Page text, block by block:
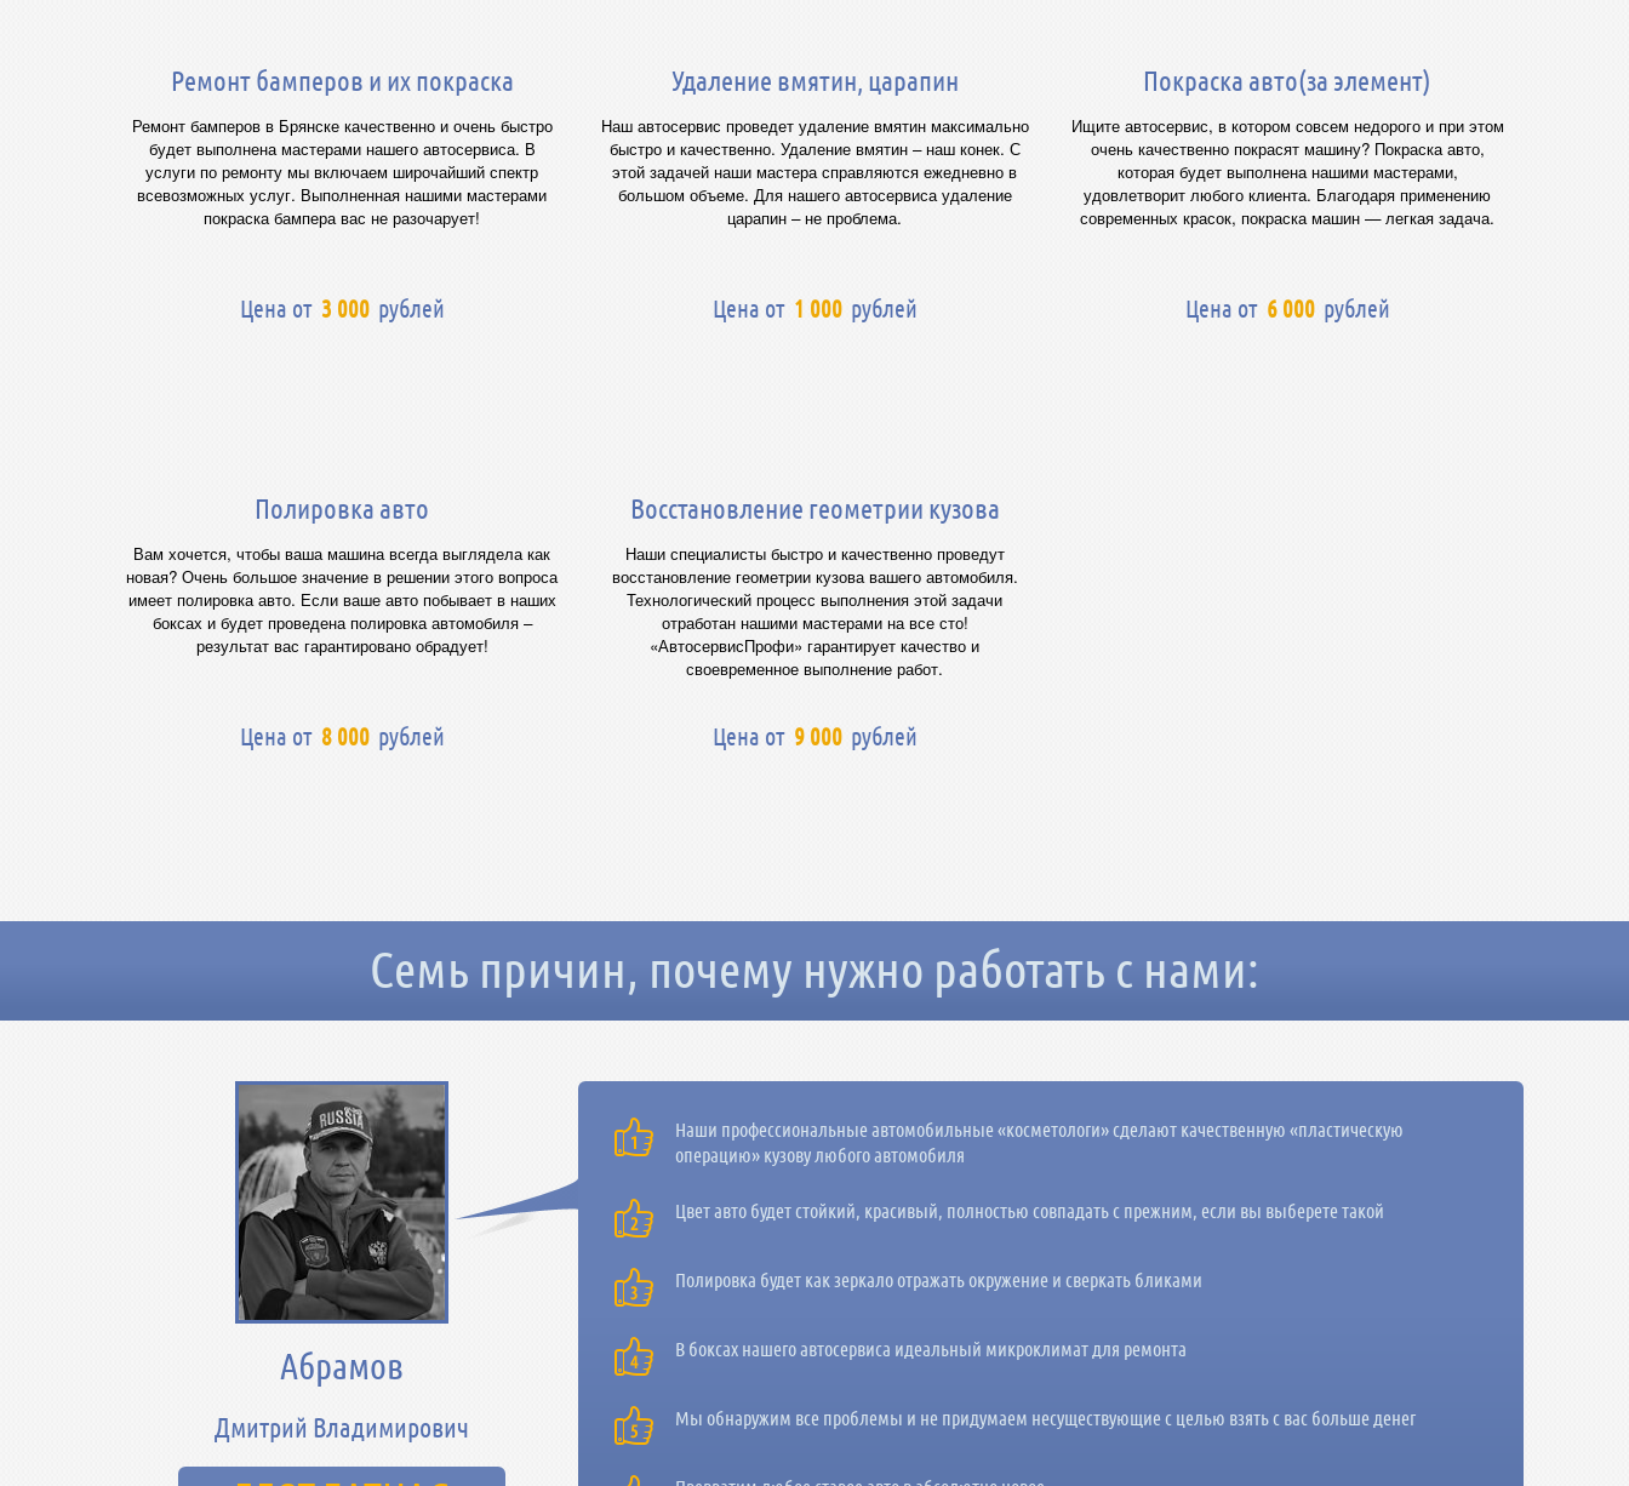
Ремонт бамперов и их покраска
Ремонт бамперов в Брянске качественно и очень быстро
будет выполнена мастерами нашего автосервиса. В
услуги по ремонту мы включаем широчайший спектр
всевозможных услуг. Выполненная нашими мастерами
покраска бампера вас не разочарует!
Цена от 3 000 рублей
Удаление вмятин, царапин
Наш автосервис проведет удаление вмятин максимально
быстро и качественно. Удаление вмятин – наш конек. С
этой задачей наши мастера справляются ежедневно в
большом объеме. Для нашего автосервиса удаление
царапин – не проблема.
Цена от 1 000 рублей
Покраска авто(за элемент)
Ищите автосервис, в котором совсем недорого и при этом
очень качественно покрасят машину? Покраска авто,
которая будет выполнена нашими мастерами,
удовлетворит любого клиента. Благодаря применению
современных красок, покраска машин — легкая задача.
Цена от 6 000 рублей
Полировка авто
Вам хочется, чтобы ваша машина всегда выглядела как
новая? Очень большое значение в решении этого вопроса
имеет полировка авто. Если ваше авто побывает в наших
боксах и будет проведена полировка автомобиля –
результат вас гарантировано обрадует!
Цена от 8 000 рублей
Восстановление геометрии кузова
Наши специалисты быстро и качественно проведут
восстановление геометрии кузова вашего автомобиля.
Технологический процесс выполнения этой задачи
отработан нашими мастерами на все сто!
«АвтосервисПрофи» гарантирует качество и
своевременное выполнение работ.
Цена от 9 000 рублей
Семь причин, почему нужно работать с нами:
Наши профессиональные автомобильные «косметологи» сделают качественную «пластическую
операцию» кузову любого автомобиля
Цвет авто будет стойкий, красивый, полностью совпадать с прежним, если вы выберете такой
Полировка будет как зеркало отражать окружение и сверкать бликами
В боксах нашего автосервиса идеальный микроклимат для ремонта
Мы обнаружим все проблемы и не придумаем несуществующие с целью взять с вас больше денег
Абрамов
Дмитрий Владимирович